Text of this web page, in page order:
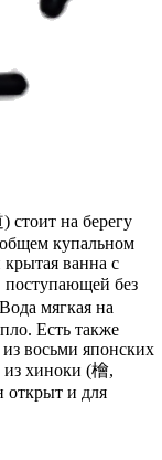
стоит на берегу
купальном
крытая ванна с
без
мягкая на
Есть также
восьми японских
из хиноки (檜,
открыт и для